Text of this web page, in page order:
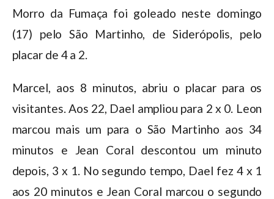
Morro da Fumaça foi goleado neste domingo
(17) pelo São Martinho, de Siderópolis, pelo
placar de 4 a 2.
Marcel, aos 8 minutos, abriu o placar para os
visitantes. Aos 22, Dael ampliou para 2 x 0. Leon
marcou mais um para o São Martinho aos 34
minutos e Jean Coral descontou um minuto
depois, 3 x 1. No segundo tempo, Dael fez 4 x 1
aos 20 minutos e Jean Coral marcou o segundo